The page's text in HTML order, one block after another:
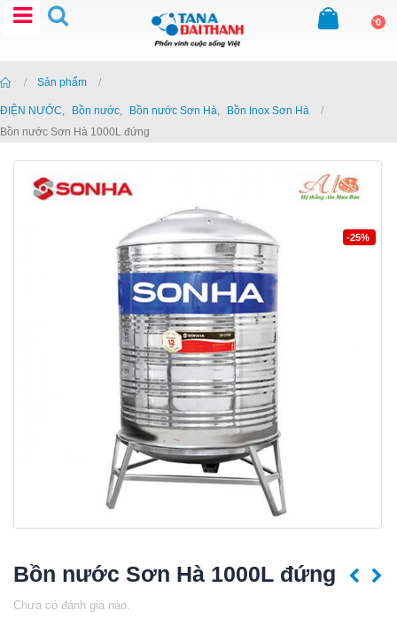
0
Home
Sản phẩm
ĐIỆN NƯỚC Bồn nước Bồn nước Sơn Hà
Bồn Inox Sơn Hà
Bồn nước Sơn Hà 1000L đứng
-25%
Bồn nước Sơn Hà 1000L đứng
Chưa có đánh giá nào.